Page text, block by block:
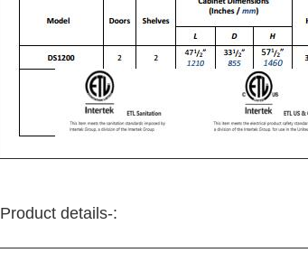
Product details-: